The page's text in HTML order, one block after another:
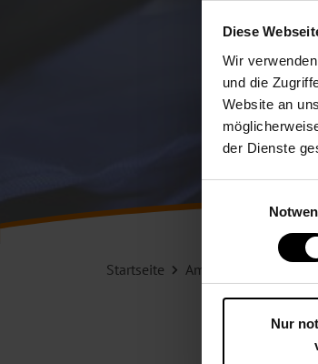
Diese
Wir
und die
Website an
der Dienste
Nur
Startseite Ambulante